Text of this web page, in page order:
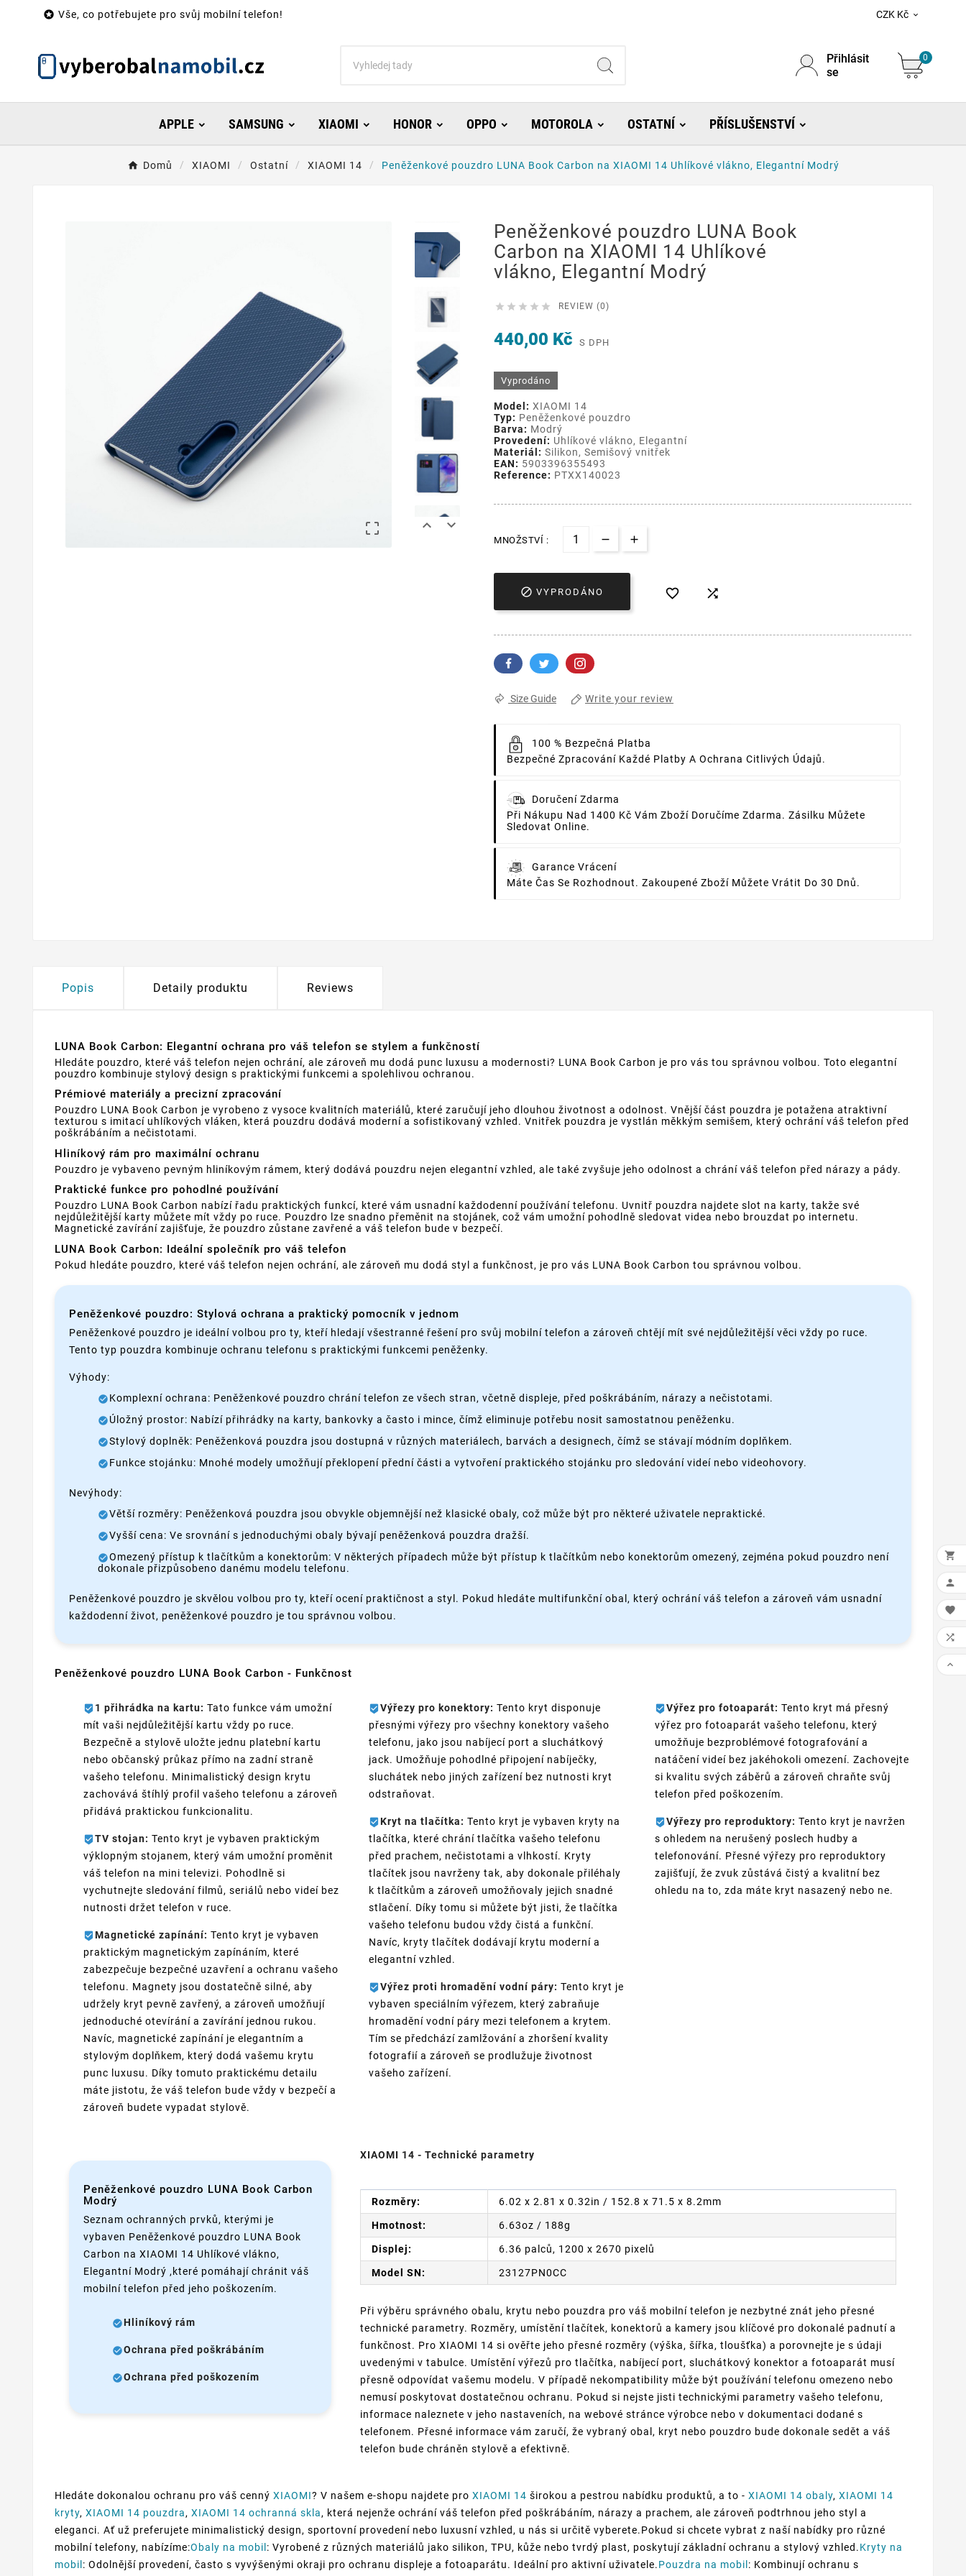
 Vše, co potřebujete pro svůj mobilní telefon! CZK Kč 
Přihlásit
se
0
APPLE SAMSUNG XIAOMI HONOR OPPO MOTOROLA OSTATNÍ PŘÍSLUŠENSTVÍ
Domů XIAOMI Ostatní XIAOMI 14 Peněženkové pouzdro LUNA Book Carbon na XIAOMI 14 Uhlíkové vlákno, Elegantní Modrý
  
Peněženkové pouzdro LUNA Book
Carbon na XIAOMI 14 Uhlíkové
vlákno, Elegantní Modrý
     REVIEW (0)
440,00 Kč S DPH
Vyprodáno
Model: XIAOMI 14
Typ: Peněženkové pouzdro
Barva: Modrý
Provedení: Uhlíkové vlákno, Elegantní
Materiál: Silikon, Semišový vnitřek
EAN: 5903396355493
Reference: PTXX140023
MNOŽSTVÍ :
 VYPRODÁNO  
Size Guide Write your review
100 % Bezpečná Platba
Bezpečné Zpracování Každé Platby A Ochrana Citlivých Údajů.
Doručení Zdarma
Při Nákupu Nad 1400 Kč Vám Zboží Doručíme Zdarma. Zásilku Můžete
Sledovat Online.
Garance Vrácení
Máte Čas Se Rozhodnout. Zakoupené Zboží Můžete Vrátit Do 30 Dnů.
Popis Detaily produktu Reviews
LUNA Book Carbon: Elegantní ochrana pro váš telefon se stylem a funkčností
Hledáte pouzdro, které váš telefon nejen ochrání, ale zároveň mu dodá punc luxusu a modernosti? LUNA Book Carbon je pro vás tou správnou volbou. Toto elegantní
pouzdro kombinuje stylový design s praktickými funkcemi a spolehlivou ochranou.
Prémiové materiály a precizní zpracování
Pouzdro LUNA Book Carbon je vyrobeno z vysoce kvalitních materiálů, které zaručují jeho dlouhou životnost a odolnost. Vnější část pouzdra je potažena atraktivní
texturou s imitací uhlíkových vláken, která pouzdru dodává moderní a sofistikovaný vzhled. Vnitřek pouzdra je vystlán měkkým semišem, který ochrání váš telefon před
poškrábáním a nečistotami.
Hliníkový rám pro maximální ochranu
Pouzdro je vybaveno pevným hliníkovým rámem, který dodává pouzdru nejen elegantní vzhled, ale také zvyšuje jeho odolnost a chrání váš telefon před nárazy a pády.
Praktické funkce pro pohodlné používání
Pouzdro LUNA Book Carbon nabízí řadu praktických funkcí, které vám usnadní každodenní používání telefonu. Uvnitř pouzdra najdete slot na karty, takže své
nejdůležitější karty můžete mít vždy po ruce. Pouzdro lze snadno přeměnit na stojánek, což vám umožní pohodlně sledovat videa nebo brouzdat po internetu.
Magnetické zavírání zajišťuje, že pouzdro zůstane zavřené a váš telefon bude v bezpečí.
LUNA Book Carbon: Ideální společník pro váš telefon
Pokud hledáte pouzdro, které váš telefon nejen ochrání, ale zároveň mu dodá styl a funkčnost, je pro vás LUNA Book Carbon tou správnou volbou.
Peněženkové pouzdro: Stylová ochrana a praktický pomocník v jednom
Peněženkové pouzdro je ideální volbou pro ty, kteří hledají všestranné řešení pro svůj mobilní telefon a zároveň chtějí mít své nejdůležitější věci vždy po ruce.
Tento typ pouzdra kombinuje ochranu telefonu s praktickými funkcemi peněženky.
Výhody:
Komplexní ochrana: Peněženkové pouzdro chrání telefon ze všech stran, včetně displeje, před poškrábáním, nárazy a nečistotami.
Úložný prostor: Nabízí přihrádky na karty, bankovky a často i mince, čímž eliminuje potřebu nosit samostatnou peněženku.
Stylový doplněk: Peněženková pouzdra jsou dostupná v různých materiálech, barvách a designech, čímž se stávají módním doplňkem.
Funkce stojánku: Mnohé modely umožňují překlopení přední části a vytvoření praktického stojánku pro sledování videí nebo videohovory.
Nevýhody:
Větší rozměry: Peněženková pouzdra jsou obvykle objemnější než klasické obaly, což může být pro některé uživatele nepraktické.
Vyšší cena: Ve srovnání s jednoduchými obaly bývají peněženková pouzdra dražší.
Omezený přístup k tlačítkům a konektorům: V některých případech může být přístup k tlačítkům nebo konektorům omezený, zejména pokud pouzdro není
dokonale přizpůsobeno danému modelu telefonu.
Peněženkové pouzdro je skvělou volbou pro ty, kteří ocení praktičnost a styl. Pokud hledáte multifunkční obal, který ochrání váš telefon a zároveň vám usnadní
každodenní život, peněženkové pouzdro je tou správnou volbou.
Peněženkové pouzdro LUNA Book Carbon - Funkčnost
1 přihrádka na kartu: Tato funkce vám umožní
mít vaši nejdůležitější kartu vždy po ruce.
Bezpečně a stylově uložte jednu platební kartu
nebo občanský průkaz přímo na zadní straně
vašeho telefonu. Minimalistický design krytu
zachovává štíhlý profil vašeho telefonu a zároveň
přidává praktickou funkcionalitu.
TV stojan: Tento kryt je vybaven praktickým
výklopným stojanem, který vám umožní proměnit
váš telefon na mini televizi. Pohodlně si
vychutnejte sledování filmů, seriálů nebo videí bez
nutnosti držet telefon v ruce.
Magnetické zapínání: Tento kryt je vybaven
praktickým magnetickým zapínáním, které
zabezpečuje bezpečné uzavření a ochranu vašeho
telefonu. Magnety jsou dostatečně silné, aby
udržely kryt pevně zavřený, a zároveň umožňují
jednoduché otevírání a zavírání jednou rukou.
Navíc, magnetické zapínání je elegantním a
stylovým doplňkem, který dodá vašemu krytu
punc luxusu. Díky tomuto praktickému detailu
máte jistotu, že váš telefon bude vždy v bezpečí a
zároveň budete vypadat stylově.
Výřezy pro konektory: Tento kryt disponuje
přesnými výřezy pro všechny konektory vašeho
telefonu, jako jsou nabíjecí port a sluchátkový
jack. Umožňuje pohodlné připojení nabíječky,
sluchátek nebo jiných zařízení bez nutnosti kryt
odstraňovat.
Kryt na tlačítka: Tento kryt je vybaven kryty na
tlačítka, které chrání tlačítka vašeho telefonu
před prachem, nečistotami a vlhkostí. Kryty
tlačítek jsou navrženy tak, aby dokonale přiléhaly
k tlačítkům a zároveň umožňovaly jejich snadné
stlačení. Díky tomu si můžete být jisti, že tlačítka
vašeho telefonu budou vždy čistá a funkční.
Navíc, kryty tlačítek dodávají krytu moderní a
elegantní vzhled.
Výřez proti hromadění vodní páry: Tento kryt je
vybaven speciálním výřezem, který zabraňuje
hromadění vodní páry mezi telefonem a krytem.
Tím se předchází zamlžování a zhoršení kvality
fotografií a zároveň se prodlužuje životnost
vašeho zařízení.
Výřez pro fotoaparát: Tento kryt má přesný
výřez pro fotoaparát vašeho telefonu, který
umožňuje bezproblémové fotografování a
natáčení videí bez jakéhokoli omezení. Zachovejte
si kvalitu svých záběrů a zároveň chraňte svůj
telefon před poškozením.
Výřezy pro reproduktory: Tento kryt je navržen
s ohledem na nerušený poslech hudby a
telefonování. Přesné výřezy pro reproduktory
zajišťují, že zvuk zůstává čistý a kvalitní bez
ohledu na to, zda máte kryt nasazený nebo ne.
Peněženkové pouzdro LUNA Book Carbon
Modrý
Seznam ochranných prvků, kterými je
vybaven Peněženkové pouzdro LUNA Book
Carbon na XIAOMI 14 Uhlíkové vlákno,
Elegantní Modrý ,které pomáhají chránit váš
mobilní telefon před jeho poškozením.
Hliníkový rám
Ochrana před poškrábáním
Ochrana před poškozením
XIAOMI 14 - Technické parametry
Rozměry: 6.02 x 2.81 x 0.32in / 152.8 x 71.5 x 8.2mm
Hmotnost: 6.63oz / 188g
Displej: 6.36 palců, 1200 x 2670 pixelů
Model SN: 23127PN0CC
Při výběru správného obalu, krytu nebo pouzdra pro váš mobilní telefon je nezbytné znát jeho přesné
technické parametry. Rozměry, umístění tlačítek, konektorů a kamery jsou klíčové pro dokonalé padnutí a
funkčnost. Pro XIAOMI 14 si ověřte jeho přesné rozměry (výška, šířka, tloušťka) a porovnejte je s údaji
uvedenými v tabulce. Umístění výřezů pro tlačítka, nabíjecí port, sluchátkový konektor a fotoaparát musí
přesně odpovídat vašemu modelu. V případě nekompatibility může být používání telefonu omezeno nebo
nemusí poskytovat dostatečnou ochranu. Pokud si nejste jisti technickými parametry vašeho telefonu,
informace naleznete v jeho nastaveních, na webové stránce výrobce nebo v dokumentaci dodané s
telefonem. Přesné informace vám zaručí, že vybraný obal, kryt nebo pouzdro bude dokonale sedět a váš
telefon bude chráněn stylově a efektivně.
Hledáte dokonalou ochranu pro váš cenný XIAOMI? V našem e-shopu najdete pro XIAOMI 14 širokou a pestrou nabídku produktů, a to - XIAOMI 14 obaly, XIAOMI 14
kryty, XIAOMI 14 pouzdra, XIAOMI 14 ochranná skla, která nejenže ochrání váš telefon před poškrábáním, nárazy a prachem, ale zároveň podtrhnou jeho styl a
eleganci. Ať už preferujete minimalistický design, sportovní provedení nebo luxusní vzhled, u nás si určitě vyberete.Pokud si chcete vybrat z naší nabídky pro různé
mobilní telefony, nabízíme:Obaly na mobil : Vyrobené z různých materiálů jako silikon, TPU, kůže nebo tvrdý plast, poskytují základní ochranu a stylový vzhled.Kryty na
mobil : Odolnější provedení, často s vyvýšenými okraji pro ochranu displeje a fotoaparátu. Ideální pro aktivní uživatele.Pouzdra na mobil : Kombinují ochranu s




